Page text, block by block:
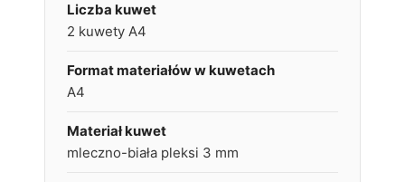
Liczba kuwet
2 kuwety A4
Format materiałów w kuwetach
A4
Materiał kuwet
mleczno-biała pleksi 3 mm